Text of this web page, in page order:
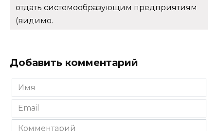
отдать системообразующим предприятиям
(видимо.
Добавить комментарий
Имя
*
Email
*
Комментарий